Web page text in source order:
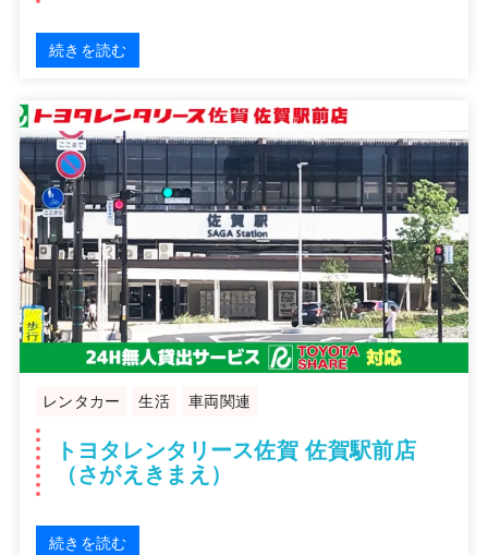
続きを読む
レンタカー 生活 車両関連
トヨタレンタリース佐賀 佐賀駅前店
（さがえきまえ）
続きを読む